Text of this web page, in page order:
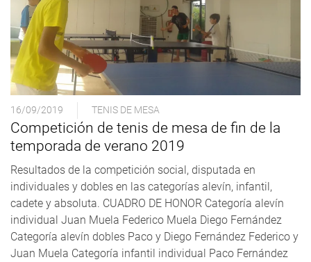
16/09/2019 TENIS DE MESA
Competición de tenis de mesa de fin de la
temporada de verano 2019
Resultados de la competición social, disputada en
individuales y dobles en las categorías alevín, infantil,
cadete y absoluta. CUADRO DE HONOR Categoría alevín
individual Juan Muela Federico Muela Diego Fernández
Categoría alevín dobles Paco y Diego Fernández Federico y
Juan Muela Categoría infantil individual Paco Fernández